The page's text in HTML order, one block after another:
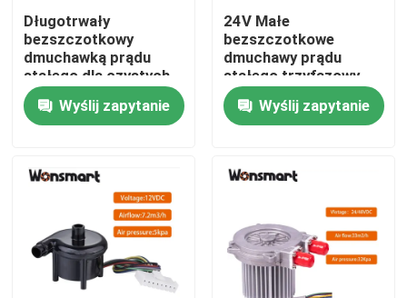
Do domu
Produkty
Wycieczka po fabryce
Długotrwały
bezszczotkowy
dmuchawką prądu
stałego dla czystych
środowisk 15000
godzin Żywotność
przy temperaturze
Wyślij zapytanie
24V Małe
bezszczotkowe
dmuchawy prądu
stałego trzyfazowy
silnik łożyska kulkowe
NMB Niezawodna
wydajność
Wyślij zapytanie